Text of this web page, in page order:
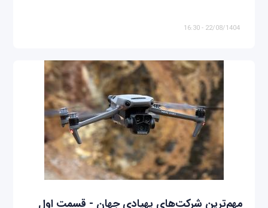
22/08/1404 - 16:30
مهم‌ترین شرکت‌های پهپادی جهان - قسمت اول